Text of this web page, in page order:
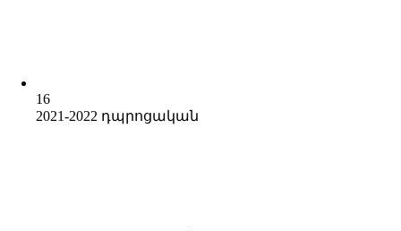
16
2021-2022 դպրոցական